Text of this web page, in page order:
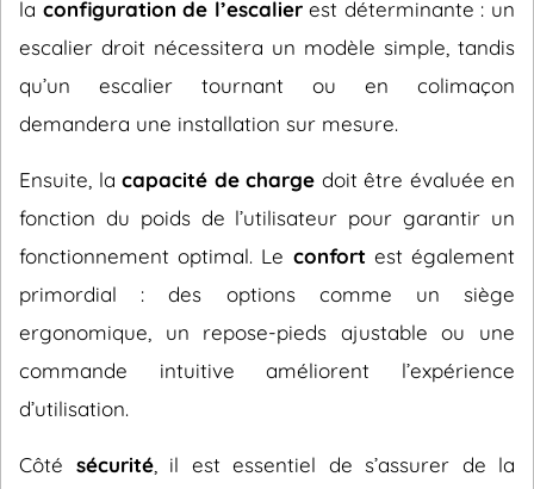
la configuration de l’escalierest déterminante : un
escalier droit nécessitera un modèle simple, tandis
qu’un escalier tournant ou en colimaçon
demandera une installation sur mesure.
Ensuite, la capacité de charge doit être évaluée en
fonction du poids de l’utilisateur pour garantir un
fonctionnement optimal. Le confort est également
primordial : des options comme un siège
ergonomique, un repose-pieds ajustable ou une
commande intuitive améliorent l’expérience
d’utilisation.
Côté sécurité, il est essentiel de s’assurer de la